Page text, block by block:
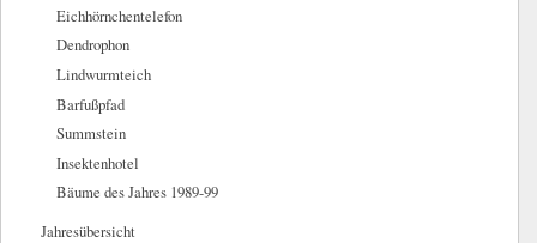
Eichhörnchentelefon
Dendrophon
Lindwurmteich
Barfußpfad
Summstein
Insektenhotel
Bäume des Jahres 1989-99
Jahresübersicht